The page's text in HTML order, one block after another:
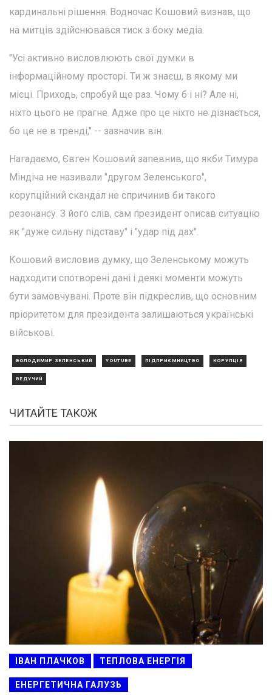
кардинальні рішення. Водночас Кошовий визнав, що
на митців здійснювався тиск з боку медіа.
"Усі активно висловлюють свої думки в
інформаційному просторі. Ти ж знаєш, в якому ми
місці. Приходь, спробуй ще раз. Чому б і ні? Але ні,
ніхто цього не прагне. Адже про це ніхто не дізнається,
бо це не в тренді," -- зазначив він.
Нагадаємо, Євген Кошовий запевнив, що якби Тимура
Міндіча не називали "другом Зеленського",
корупційний скандал не спричинив би такого
резонансу. З його слів, сам президент описав ситуацію
як "дуже сильну підставу" і "удар під дах".
Кошовий висловив думку, що Зеленському можуть
надходити спотворені дані і деякі моменти можуть
бути замовчувані. Проте він підкреслив, що основним
пріоритетом для президента залишаються українські
військові.
ВОЛОДИМИР ЗЕЛЕНСЬКИЙ YOUTUBE ПІДПРИЄМНИЦТВО КОРУПЦІЯ
ВЕДУЧИЙ
ЧИТАЙТЕ ТАКОЖ
ІВАН ПЛАЧКОВ ТЕПЛОВА ЕНЕРГІЯ
ЕНЕРГЕТИЧНА ГАЛУЗЬ